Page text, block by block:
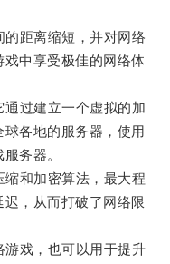
距离缩短，并对网络
中享受极佳的网络体
过建立一个虚拟的加
各地的服务器，使用
务器。
和加密算法，最大程
，从而打破了网络限
戏，也可以用于提升